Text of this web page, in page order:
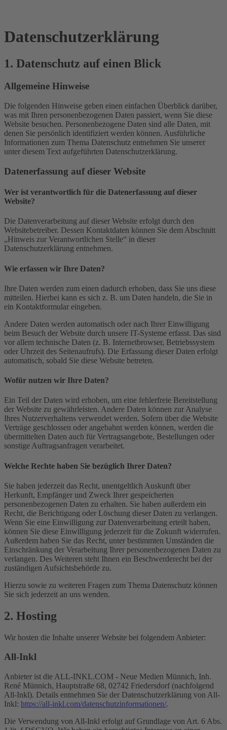
Datenschutz­erklärung
1. Datenschutz auf einen Blick
Allgemeine Hinweise
Die folgenden Hinweise geben einen einfachen Überblick darüber,
was mit Ihren personenbezogenen Daten passiert, wenn Sie diese
Website besuchen. Personenbezogene Daten sind alle Daten, mit
denen Sie persönlich identifiziert werden können. Ausführliche
Informationen zum Thema Datenschutz entnehmen Sie unserer
unter diesem Text aufgeführten Datenschutzerklärung.
Datenerfassung auf dieser Website
Wer ist verantwortlich für die Datenerfassung auf dieser
Website?
Die Datenverarbeitung auf dieser Website erfolgt durch den
Websitebetreiber. Dessen Kontaktdaten können Sie dem Abschnitt
„Hinweis zur Verantwortlichen Stelle“ in dieser
Datenschutzerklärung entnehmen.
Wie erfassen wir Ihre Daten?
Ihre Daten werden zum einen dadurch erhoben, dass Sie uns diese
mitteilen. Hierbei kann es sich z. B. um Daten handeln, die Sie in
ein Kontaktformular eingeben.
Andere Daten werden automatisch oder nach Ihrer Einwilligung
beim Besuch der Website durch unsere IT-Systeme erfasst. Das sind
vor allem technische Daten (z. B. Internetbrowser, Betriebssystem
oder Uhrzeit des Seitenaufrufs). Die Erfassung dieser Daten erfolgt
automatisch, sobald Sie diese Website betreten.
Wofür nutzen wir Ihre Daten?
Ein Teil der Daten wird erhoben, um eine fehlerfreie Bereitstellung
der Website zu gewährleisten. Andere Daten können zur Analyse
Ihres Nutzerverhaltens verwendet werden. Sofern über die Website
Verträge geschlossen oder angebahnt werden können, werden die
übermittelten Daten auch für Vertragsangebote, Bestellungen oder
sonstige Auftragsanfragen verarbeitet.
Welche Rechte haben Sie bezüglich Ihrer Daten?
Sie haben jederzeit das Recht, unentgeltlich Auskunft über
Herkunft, Empfänger und Zweck Ihrer gespeicherten
personenbezogenen Daten zu erhalten. Sie haben außerdem ein
Recht, die Berichtigung oder Löschung dieser Daten zu verlangen.
Wenn Sie eine Einwilligung zur Datenverarbeitung erteilt haben,
können Sie diese Einwilligung jederzeit für die Zukunft widerrufen.
Außerdem haben Sie das Recht, unter bestimmten Umständen die
Einschränkung der Verarbeitung Ihrer personenbezogenen Daten zu
verlangen. Des Weiteren steht Ihnen ein Beschwerderecht bei der
zuständigen Aufsichtsbehörde zu.
Hierzu sowie zu weiteren Fragen zum Thema Datenschutz können
Sie sich jederzeit an uns wenden.
2. Hosting
Wir hosten die Inhalte unserer Website bei folgendem Anbieter:
All-Inkl
Anbieter ist die ALL-INKL.COM - Neue Medien Münnich, Inh.
René Münnich, Hauptstraße 68, 02742 Friedersdorf (nachfolgend
All-Inkl). Details entnehmen Sie der Datenschutzerklärung von All-
Inkl: https://all-inkl.com/datenschutzinformationen/.
Die Verwendung von All-Inkl erfolgt auf Grundlage von Art. 6 Abs.